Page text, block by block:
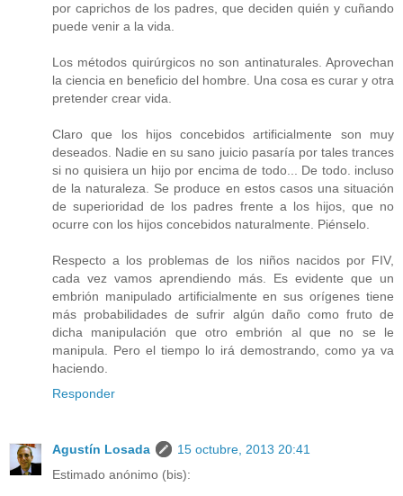
por caprichos de los padres, que deciden quién y cuñando
puede venir a la vida.
Los métodos quirúrgicos no son antinaturales. Aprovechan
la ciencia en beneficio del hombre. Una cosa es curar y otra
pretender crear vida.
Claro que los hijos concebidos artificialmente son muy
deseados. Nadie en su sano juicio pasaría por tales trances
si no quisiera un hijo por encima de todo... De todo. incluso
de la naturaleza. Se produce en estos casos una situación
de superioridad de los padres frente a los hijos, que no
ocurre con los hijos concebidos naturalmente. Piénselo.
Respecto a los problemas de los niños nacidos por FIV,
cada vez vamos aprendiendo más. Es evidente que un
embrión manipulado artificialmente en sus orígenes tiene
más probabilidades de sufrir algún daño como fruto de
dicha manipulación que otro embrión al que no se le
manipula. Pero el tiempo lo irá demostrando, como ya va
haciendo.
Responder
Agustín Losada
15 octubre, 2013 20:41
Estimado anónimo (bis):